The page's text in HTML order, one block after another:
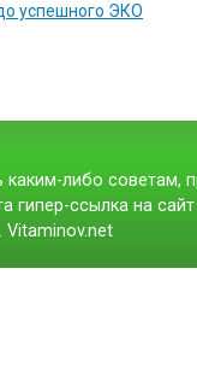
успешного ЭКО
либо советам,
гипер-ссылка на